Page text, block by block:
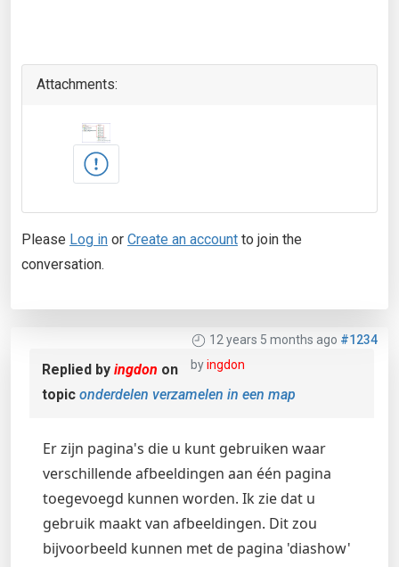
Attachments:
Please Log in or Create an account to join the
conversation.
12 years 5 months ago #1234
byingdon
Replied by ingdon on
topic onderdelen verzamelen in een map
Er zijn pagina's die u kunt gebruiken waar
verschillende afbeeldingen aan één pagina
toegevoegd kunnen worden. Ik zie dat u
gebruik maakt van afbeeldingen. Dit zou
bijvoorbeeld kunnen met de pagina 'diashow'